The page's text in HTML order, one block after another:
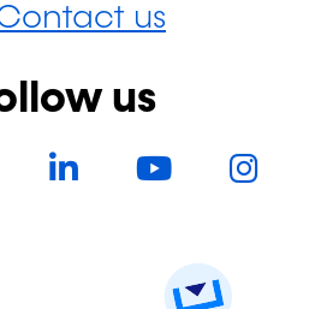
us
us
Twitter LinkedInYouTube